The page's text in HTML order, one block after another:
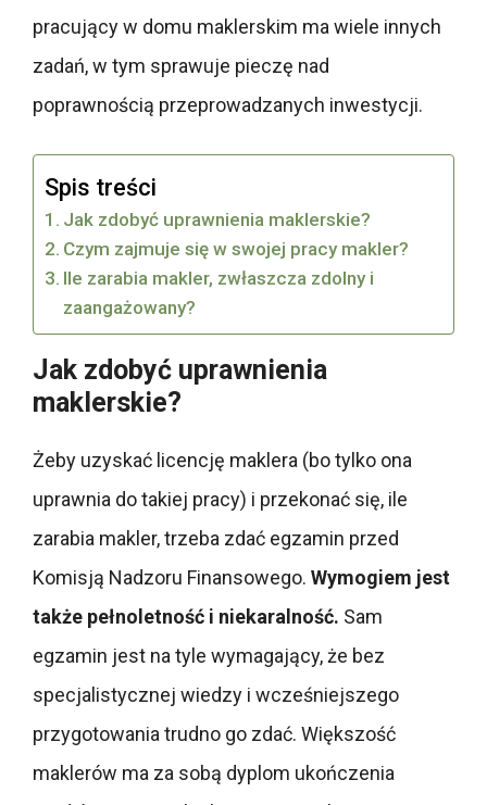
pracujący w domu maklerskim ma wiele innych
zadań, w tym sprawuje pieczę nad
poprawnością przeprowadzanych inwestycji.
Spis treści
Jak zdobyć uprawnienia maklerskie?
Czym zajmuje się w swojej pracy makler?
Ile zarabia makler, zwłaszcza zdolny i
zaangażowany?
Jak zdobyć uprawnienia
maklerskie?
Żeby uzyskać licencję maklera (bo tylko ona
uprawnia do takiej pracy) i przekonać się, ile
zarabia makler, trzeba zdać egzamin przed
Komisją Nadzoru Finansowego. Wymogiem jest
także pełnoletność i niekaralność. Sam
egzamin jest na tyle wymagający, że bez
specjalistycznej wiedzy i wcześniejszego
przygotowania trudno go zdać. Większość
maklerów ma za sobą dyplom ukończenia